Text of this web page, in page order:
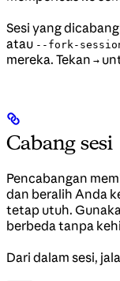
Sesi yang
atau --fork-
mereka. Tekan →
Cabang sesi
Pencabangan
dan beralih Anda
tetap utuh.
berbeda tanpa
Dari dalam sesi,